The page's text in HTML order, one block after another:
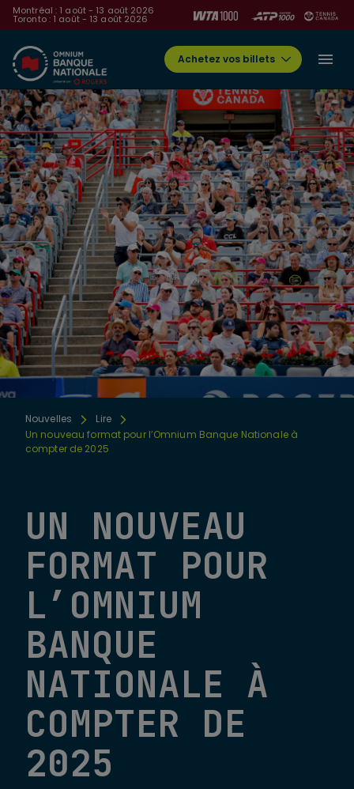
Montréal : 1 août - 13 août 2026
Toronto : 1 août - 13 août 2026
Achetez vos billets
Nouvelles
Lire
Un nouveau format pour l’Omnium Banque Nationale à
compter de 2025
UN NOUVEAU
FORMAT POUR
L’OMNIUM
BANQUE
NATIONALE À
COMPTER DE
2025